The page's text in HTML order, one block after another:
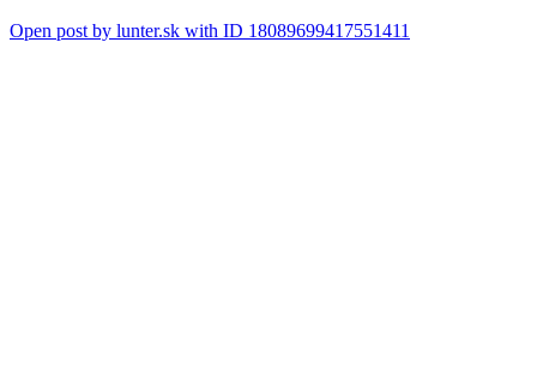
Open post by lunter.sk with ID 18089699417551411